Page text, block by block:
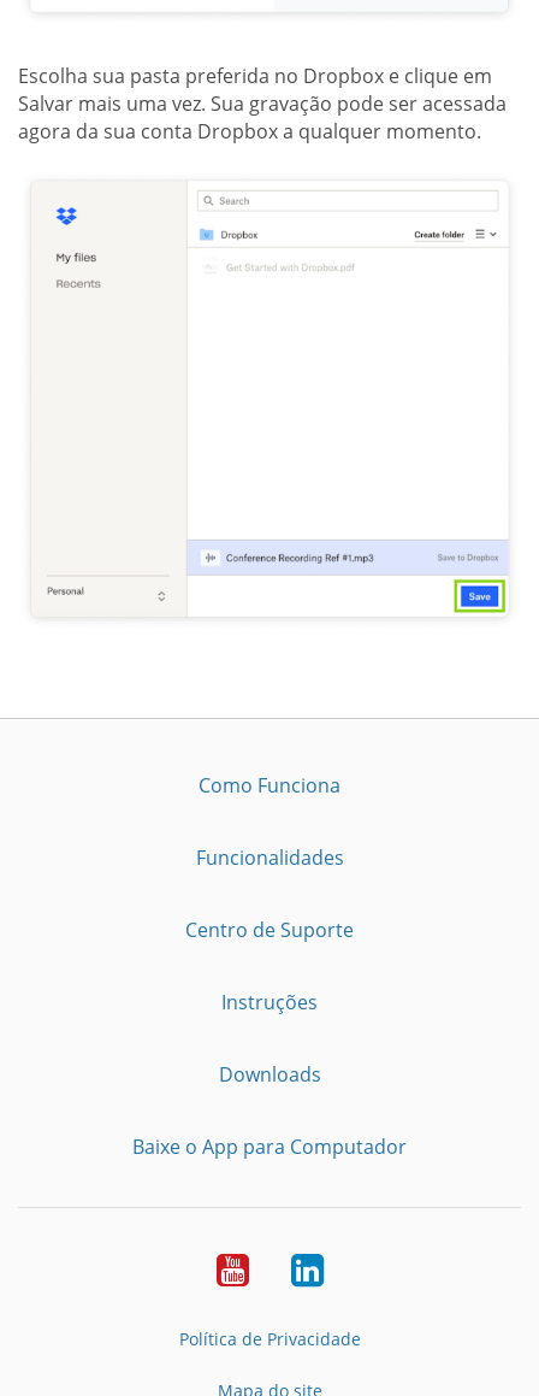
Escolha sua pasta preferida no Dropbox e clique em
Salvar mais uma vez. Sua gravação pode ser acessada
agora da sua conta Dropbox a qualquer momento.
Como Funciona
Funcionalidades
Centro de Suporte
Instruções
Downloads
Baixe o App para Computador
YoutubeLinkedIn
Política de Privacidade
Mapa do site